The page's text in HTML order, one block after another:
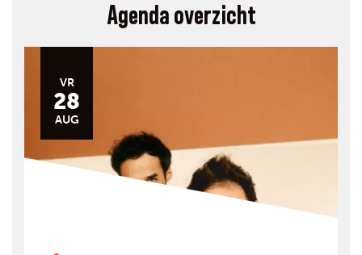
Agenda overzicht
VR
28
AUG